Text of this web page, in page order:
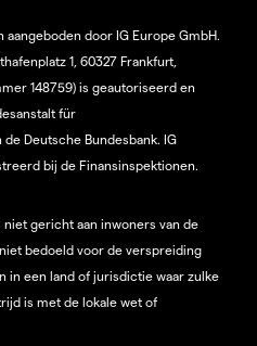
door IG Europe GmbH.
1, 60327 Frankfurt,
148759) is geautoriseerd en
für
Deutsche Bundesbank. IG
bij de Finansinspektionen.
gericht aan inwoners van de
bedoeld voor de verspreiding
in een land of jurisdictie waar zulke
is met de lokale wet of